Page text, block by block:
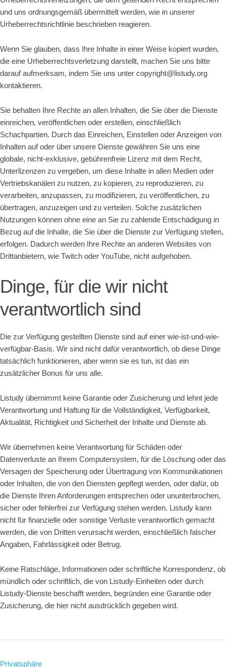
und uns ordnungsgemäß übermittelt werden, wie in unserer
Urheberrechtsrichtlinie beschrieben reagieren.
Wenn Sie glauben, dass Ihre Inhalte in einer Weise kopiert wurden,
die eine Urheberrechtsverletzung darstellt, machen Sie uns bitte
darauf aufmerksam, indem Sie uns unter copyright@listudy.org
kontaktieren.
Sie behalten Ihre Rechte an allen Inhalten, die Sie über die Dienste
einreichen, veröffentlichen oder erstellen, einschließlich
Schachpartien. Durch das Einreichen, Einstellen oder Anzeigen von
Inhalten auf oder über unsere Dienste gewähren Sie uns eine
globale, nicht-exklusive, gebührenfreie Lizenz mit dem Recht,
Unterlizenzen zu vergeben, um diese Inhalte in allen Medien oder
Vertriebskanälen zu nutzen, zu kopieren, zu reproduzieren, zu
verarbeiten, anzupassen, zu modifizieren, zu veröffentlichen, zu
übertragen, anzuzeigen und zu verteilen. Solche zusätzlichen
Nutzungen können ohne eine an Sie zu zahlende Entschädigung in
Bezug auf die Inhalte, die Sie über die Dienste zur Verfügung stellen,
erfolgen. Dadurch werden Ihre Rechte an anderen Websites von
Drittanbietern, wie Twitch oder YouTube, nicht aufgehoben.
Dinge, für die wir nicht
verantwortlich sind
Die zur Verfügung gestellten Dienste sind auf einer wie-ist-und-wie-
verfügbar-Basis. Wir sind nicht dafür verantwortlich, ob diese Dinge
tatsächlich funktionieren, aber wenn sie es tun, ist das ein
zusätzlicher Bonus für uns alle.
Listudy übernimmt keine Garantie oder Zusicherung und lehnt jede
Verantwortung und Haftung für die Vollständigkeit, Verfügbarkeit,
Aktualität, Richtigkeit und Sicherheit der Inhalte und Dienste ab.
Wir übernehmen keine Verantwortung für Schäden oder
Datenverluste an Ihrem Computersystem, für die Löschung oder das
Versagen der Speicherung oder Übertragung von Kommunikationen
oder Inhalten, die von den Diensten gepflegt werden, oder dafür, ob
die Dienste Ihren Anforderungen entsprechen oder ununterbrochen,
sicher oder fehlerfrei zur Verfügung stehen werden. Listudy kann
nicht für finanzielle oder sonstige Verluste verantwortlich gemacht
werden, die von Dritten verursacht werden, einschließlich falscher
Angaben, Fahrlässigkeit oder Betrug.
Keine Ratschläge, Informationen oder schriftliche Korrespondenz, ob
mündlich oder schriftlich, die von Listudy-Einheiten oder durch
Listudy-Dienste beschafft werden, begründen eine Garantie oder
Zusicherung, die hier nicht ausdrücklich gegeben wird.
Privatsphäre